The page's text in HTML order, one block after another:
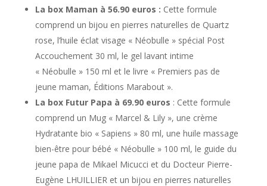
La box Maman à 56.90 euros : Cette formule
comprend un bijou en pierres naturelles de Quartz
rose, l’huile éclat visage « Néobulle » spécial Post
Accouchement 30 ml, le gel lavant intime
« Néobulle » 150 ml et le livre « Premiers pas de
jeune maman, Éditions Marabout ».
La box Futur Papa à 69.90 euros : Cette formule
comprend un Mug « Marcel & Lily », une crème
Hydratante bio « Sapiens » 80 ml, une huile massage
bien-être pour bébé « Néobulle » 100 ml, le guide du
jeune papa de Mikael Micucci et du Docteur Pierre-
Eugène LHUILLIER et un bijou en pierres naturelles